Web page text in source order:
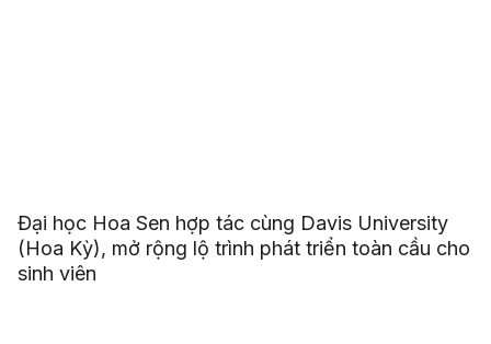
Đại học Hoa Sen hợp tác cùng Davis University
(Hoa Kỳ), mở rộng lộ trình phát triển toàn cầu cho
sinh viên